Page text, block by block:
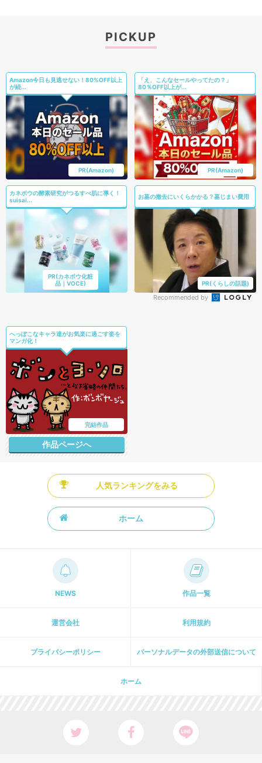
PICKUP
Amazon今日も見逃せない！80%OFF以上
が続...
PR(Amazon)
「え、こんなセールやってたの？」
80％OFF以上が...
PR(Amazon)
カネボウの酵素研究がつるすべ肌に導く！
suisai...
PR(カネボウ化粧
品｜VOCE)
お墓の撤去にいくらかかる？墓じまい費用
PR(くらしの話題)
Recommended by
へっぽこなキャラ達がお気楽に過ごす姿を
マンガ化！
完結作品
作品ページへ
人気ランキングをみる
ホーム
NEWS 作品一覧
運営会社 利用規約
プライパシーポリシー パーソナルデータの外部送信について
ホーム